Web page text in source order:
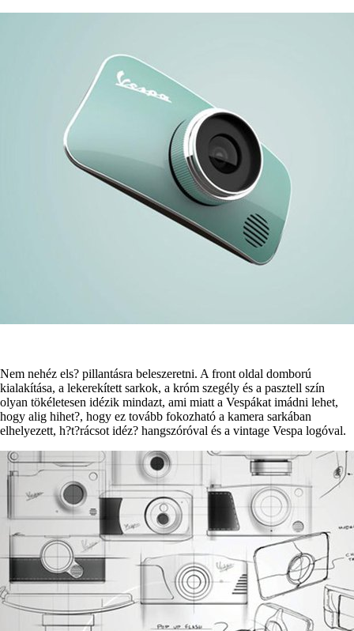
Nem nehéz els? pillantásra beleszeretni. A front oldal domború
kialakítása, a lekerekített sarkok, a króm szegély és a pasztell szín
olyan tökéletesen idézik mindazt, ami miatt a Vespákat imádni lehet,
hogy alig hihet?, hogy ez tovább fokozható a kamera sarkában
elhelyezett, h?t?rácsot idéz? hangszóróval és a vintage Vespa logóval.